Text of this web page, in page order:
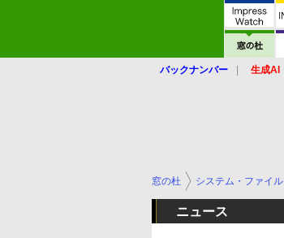
バックナンバー 生成AI
窓の杜 システム・ファイル
ニュース